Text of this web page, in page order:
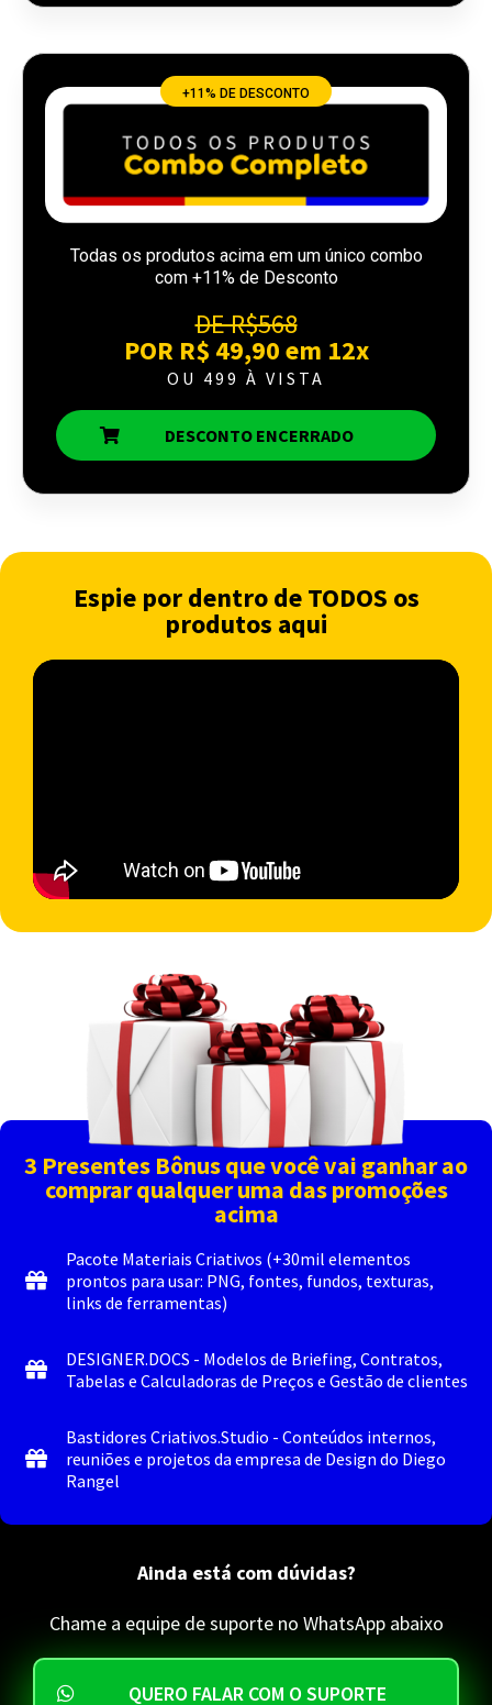
+11% DE DESCONTO
Todas os produtos acima em um único combo
com +11% de Desconto
DE R$568
POR R$ 49,90 em 12x
OU 499 À VISTA
DESCONTO ENCERRADO
Espie por dentro de TODOS os
produtos aqui
3 Presentes Bônus que você vai ganhar ao
comprar qualquer uma das promoções
acima
Pacote Materiais Criativos (+30mil elementos
prontos para usar: PNG, fontes, fundos, texturas,
links de ferramentas)
DESIGNER.DOCS - Modelos de Briefing, Contratos,
Tabelas e Calculadoras de Preços e Gestão de clientes
Bastidores Criativos.Studio - Conteúdos internos,
reuniões e projetos da empresa de Design do Diego
Rangel
Ainda está com dúvidas?
Chame a equipe de suporte no WhatsApp abaixo
QUERO FALAR COM O SUPORTE